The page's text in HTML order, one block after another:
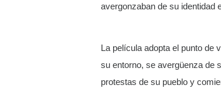
avergonzaban de su identidad
La película adopta el punto de
su entorno, se avergüenza de
protestas de su pueblo y